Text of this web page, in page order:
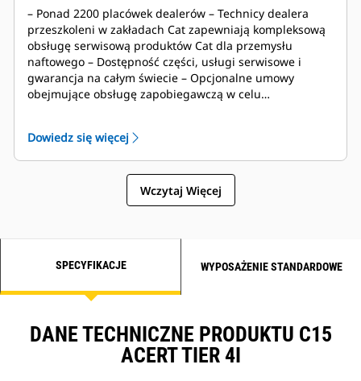
– Ponad 2200 placówek dealerów – Technicy dealera
przeszkoleni w zakładach Cat zapewniają kompleksową
obsługę serwisową produktów Cat dla przemysłu
naftowego – Dostępność części, usługi serwisowe i
gwarancja na całym świecie – Opcjonalne umowy
obejmujące obsługę zapobiegawczą w celu
wyznaczonymi przez firmę Caterpillar, pozwalając
określić: stan wewnętrznych elementów silnika,
obecność niepożądanych płynów, obecność produktów
ubocznych spalania, częstotliwość wymiany oleju dla
konkretnego obszaru
Dowiedz się więcej
Wczytaj Więcej
SPECYFIKACJE WYPOSAŻENIE STANDARDOWE
DANE TECHNICZNE PRODUKTU C15
ACERT TIER 4I